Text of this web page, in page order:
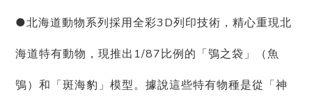
●北海道動物系列採用全彩3D列印技術，精心重現北
海道特有動物，現推出1/87比例的「鴞之袋」（魚
鴞）和「斑海豹」模型。據說這些特有物種是從「神